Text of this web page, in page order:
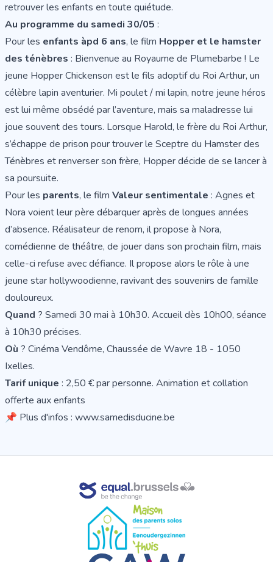
retrouver les enfants en toute quiétude.
Au programme du samedi 30/05 :
Pour les enfants àpd 6 ans, le film Hopper et le hamster
des ténèbres : Bienvenue au Royaume de Plumebarbe ! Le
jeune Hopper Chickenson est le fils adoptif du Roi Arthur, un
célèbre lapin aventurier. Mi poulet / mi lapin, notre jeune héros
est lui même obsédé par l’aventure, mais sa maladresse lui
joue souvent des tours. Lorsque Harold, le frère du Roi Arthur,
s’échappe de prison pour trouver le Sceptre du Hamster des
Ténèbres et renverser son frère, Hopper décide de se lancer à
sa poursuite.
Pour les parents, le film Valeur sentimentale : Agnes et
Nora voient leur père débarquer après de longues années
d’absence. Réalisateur de renom, il propose à Nora,
comédienne de théâtre, de jouer dans son prochain film, mais
celle-ci refuse avec défiance. Il propose alors le rôle à une
jeune star hollywoodienne, ravivant des souvenirs de famille
douloureux.
Quand ? Samedi 30 mai à 10h30. Accueil dès 10h00, séance
à 10h30 précises.
Où ? Cinéma Vendôme, Chaussée de Wavre 18 - 1050
Ixelles.
Tarif unique : 2,50 € par personne. Animation et collation
offerte aux enfants
📌 Plus d'infos : www.samedisducine.be